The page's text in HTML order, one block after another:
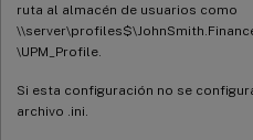
ruta al almacén de usuarios como
\UPM_Profile.
Si esta configuración no se
archivo .ini.